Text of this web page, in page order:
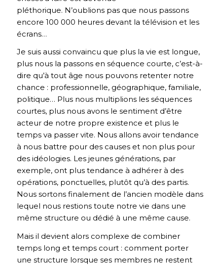
pléthorique. N’oublions pas que nous passons
encore 100 000 heures devant la télévision et les
écrans…
Je suis aussi convaincu que plus la vie est longue,
plus nous la passons en séquence courte, c’est-à-
dire qu’à tout âge nous pouvons retenter notre
chance : professionnelle, géographique, familiale,
politique… Plus nous multiplions les séquences
courtes, plus nous avons le sentiment d’être
acteur de notre propre existence et plus le
temps va passer vite. Nous allons avoir tendance
à nous battre pour des causes et non plus pour
des idéologies. Les jeunes générations, par
exemple, ont plus tendance à adhérer à des
opérations, ponctuelles, plutôt qu’à des partis.
Nous sortons finalement de l’ancien modèle dans
lequel nous restions toute notre vie dans une
même structure ou dédié à une même cause.
Mais il devient alors complexe de combiner
temps long et temps court : comment porter
une structure lorsque ses membres ne restent